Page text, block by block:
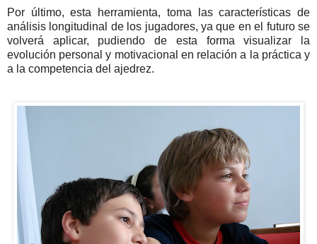
Por último, esta herramienta, toma las características de
análisis longitudinal de los jugadores, ya que en el futuro se
volverá aplicar, pudiendo de esta forma visualizar la
evolución personal y motivacional en relación a la práctica y
a la competencia del ajedrez.